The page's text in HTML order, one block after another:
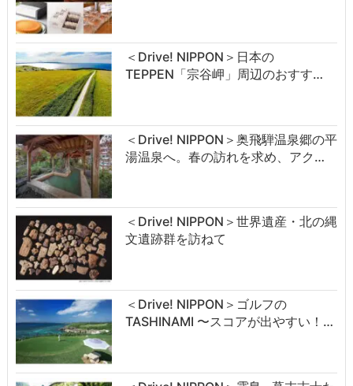
＜Drive! NIPPON＞日本の
TEPPEN「宗谷岬」周辺のおすす…
＜Drive! NIPPON＞奥飛騨温泉郷の平
湯温泉へ。春の訪れを求め、アク…
＜Drive! NIPPON＞世界遺産・北の縄
文遺跡群を訪ねて
＜Drive! NIPPON＞ゴルフの
TASHINAMI 〜スコアが出やすい！…